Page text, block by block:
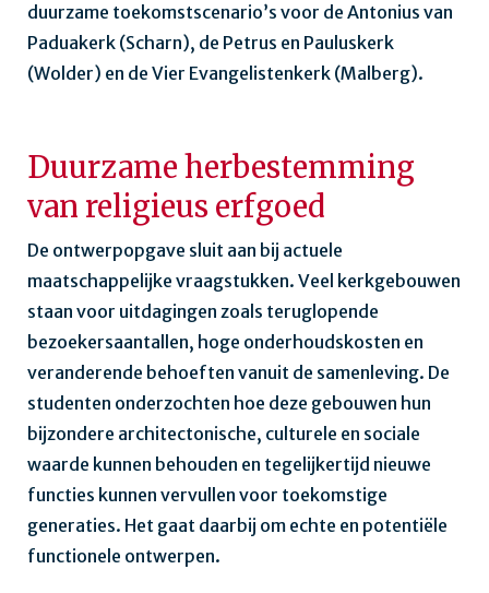
duurzame toekomstscenario’s voor de Antonius van
Paduakerk (Scharn), de Petrus en Pauluskerk
(Wolder) en de Vier Evangelistenkerk (Malberg).
Duurzame herbestemming
van religieus erfgoed
De ontwerpopgave sluit aan bij actuele
maatschappelijke vraagstukken. Veel kerkgebouwen
staan voor uitdagingen zoals teruglopende
bezoekersaantallen, hoge onderhoudskosten en
veranderende behoeften vanuit de samenleving. De
studenten onderzochten hoe deze gebouwen hun
bijzondere architectonische, culturele en sociale
waarde kunnen behouden en tegelijkertijd nieuwe
functies kunnen vervullen voor toekomstige
generaties. Het gaat daarbij om echte en potentiële
functionele ontwerpen.